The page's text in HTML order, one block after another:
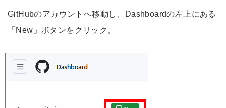
GitHubのアカウントへ移動し、Dashboardの左上にある
「New」ボタンをクリック。